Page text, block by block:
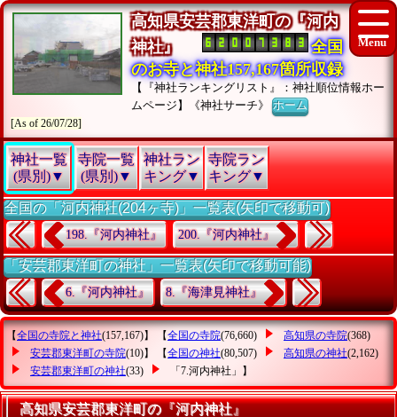
高知県安芸郡東洋町の『河内
神社』
全国
のお寺と神社157,167箇所収録
【『神社ランキングリスト』：神社順位情報ホー
ムページ】《神社サーチ》ホーム
[As of 26/07/28]
神社一覧
(県別)▼
寺院一覧
(県別)▼
神社ラン
キング▼
寺院ラン
キング▼
全国の「河内神社(204ヶ寺)」一覧表(矢印で移動可)
198.『河内神社』 200.『河内神社』
「安芸郡東洋町の神社」一覧表(矢印で移動可能)
6.『河内神社』 8.『海津見神社』
【全国の寺院と神社(157,167)】 【全国の寺院(76,660) 高知県の寺院(368)
安芸郡東洋町の寺院(10)】 【全国の神社(80,507) 高知県の神社(2,162)
安芸郡東洋町の神社(33) 「7.河内神社」 】
高知県安芸郡東洋町の『河内神社』